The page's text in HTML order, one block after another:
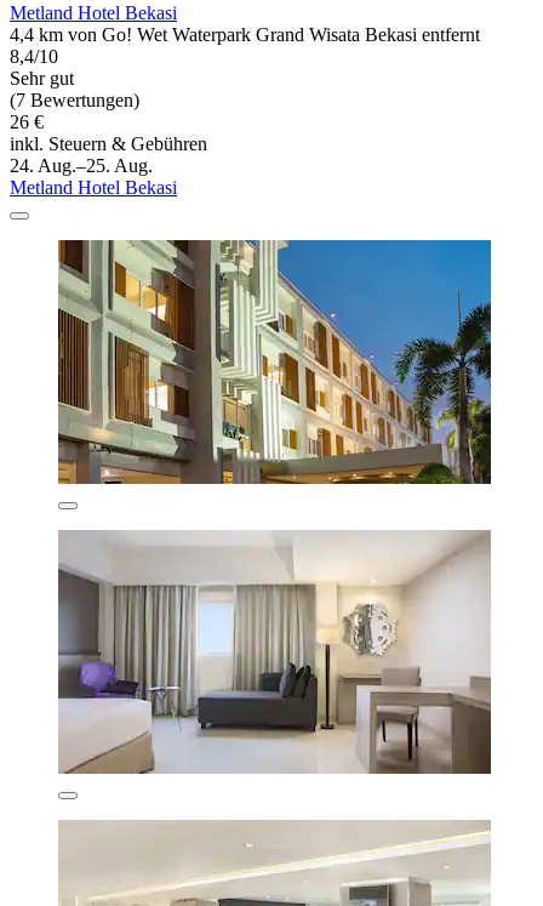
Metland Hotel Bekasi
4,4 km von Go! Wet Waterpark Grand Wisata Bekasi entfernt
8,4/10
Sehr gut
(7 Bewertungen)
26 €
inkl. Steuern & Gebühren
24. Aug.–25. Aug.
Metland Hotel Bekasi